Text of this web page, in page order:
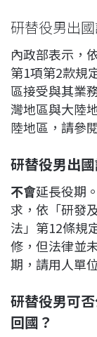
研替役男出
內政部表示，
第1項第2款規
區接受與其業
灣地區與大陸
陸地區，請參
研替役男出
不會延長役期
求，依「研發
法」第12條規
修，但法律並
期，請用人單
研替役男可
回國？